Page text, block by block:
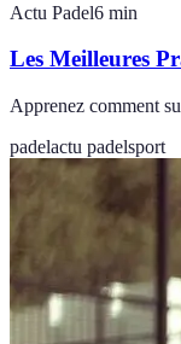
Actu Padel6 min
Les Meilleures
Apprenez comment
padelactu padelsport